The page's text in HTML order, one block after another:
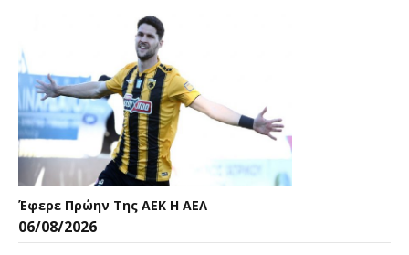
Έφερε Πρώην Της ΑΕΚ Η ΑΕΛ
06/08/2026